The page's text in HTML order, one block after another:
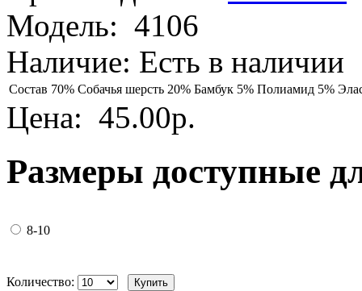
Модель: 4106
Наличие: Есть в наличии
Состав 70% Собачья шерсть 20% Бамбук 5% Полиамид 5%
Цена: 45.00р.
Размеры доступные
8-10
Количество: